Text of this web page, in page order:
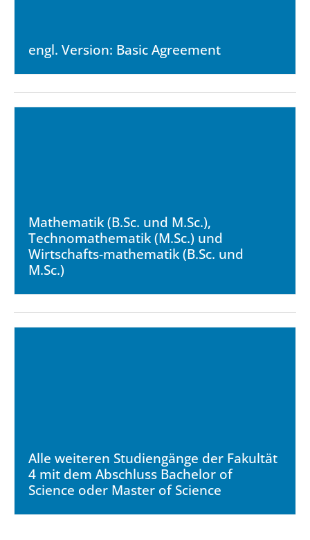
engl. Version: Basic Agreement
Mathematik (B.Sc. und M.Sc.),
Technomathematik (M.Sc.) und
Wirtschafts-mathematik (B.Sc. und
M.Sc.)
Alle weiteren Studiengänge der Fakultät
4 mit dem Abschluss Bachelor of
Science oder Master of Science